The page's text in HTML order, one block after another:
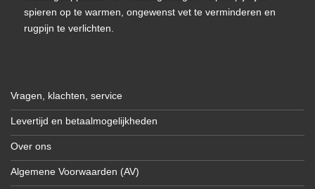
spieren op te warmen, ongewenst vet te verminderen en
rugpijn te verlichten.
Vragen, klachten, service
Levertijd en betaalmogelijkheden
Over ons
Algemene Voorwaarden (AV)